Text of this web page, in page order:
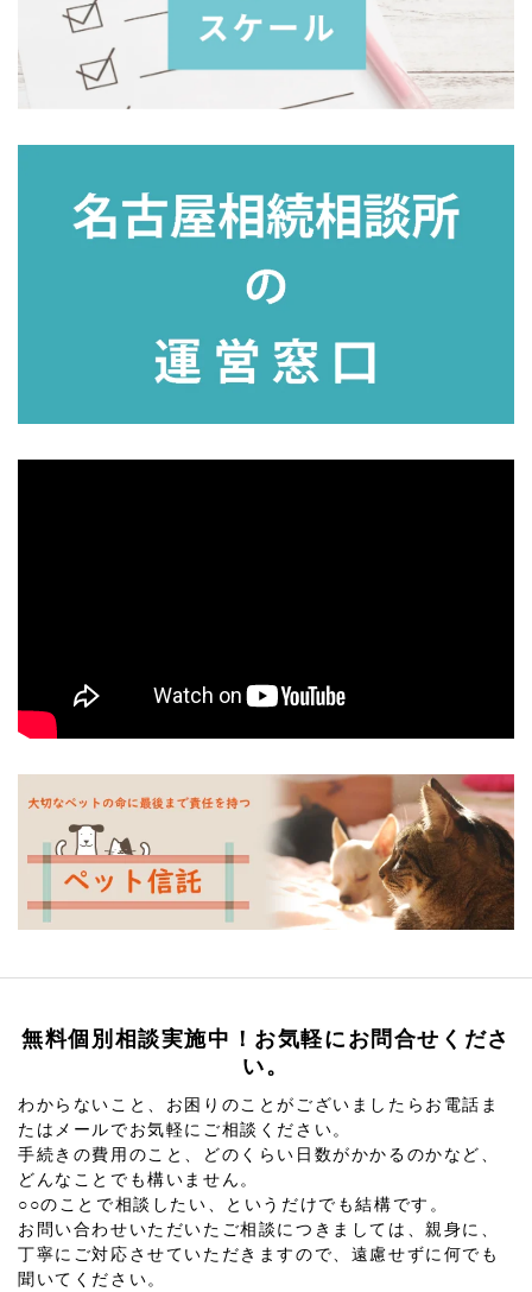
無料個別相談実施中！お気軽にお問合せくださ
い。
わからないこと、お困りのことがございましたらお電話ま
たはメールでお気軽にご相談ください。
手続きの費用のこと、どのくらい日数がかかるのかなど、
どんなことでも構いません。
○○のことで相談したい、というだけでも結構です。
お問い合わせいただいたご相談につきましては、親身に、
丁寧にご対応させていただきますので、遠慮せずに何でも
聞いてください。